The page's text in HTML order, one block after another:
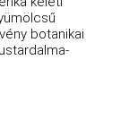
botanikai